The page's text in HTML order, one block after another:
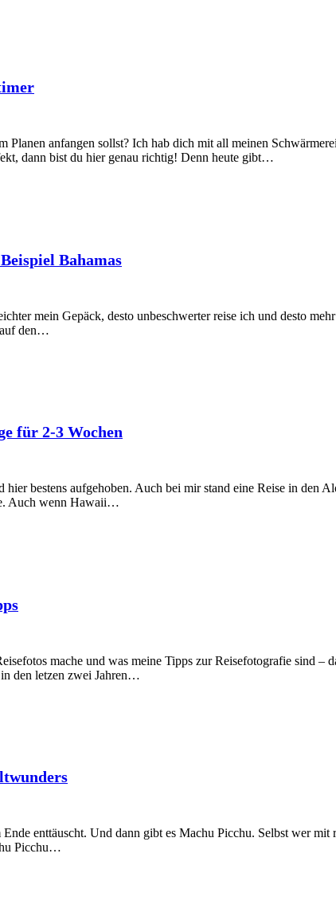
anfangen sollst? Ich hab dich mit all meinen
dann bist du hier genau richtig! Denn heute gibt…
Bahamas
mein Gepäck, desto unbeschwerter reise ich und desto
auf den…
für 2-3 Wochen
bestens aufgehoben. Auch bei mir stand eine Reise in den
Auch wenn Hawaii…
mache und was meine Tipps zur Reisefotografie sind –
den letzen zwei Jahren…
enttäuscht. Und dann gibt es Machu Picchu. Selbst wer
Picchu…